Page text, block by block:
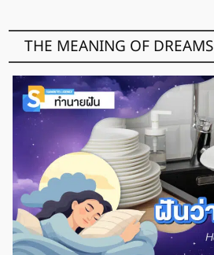
THE MEANING OF DREAMS